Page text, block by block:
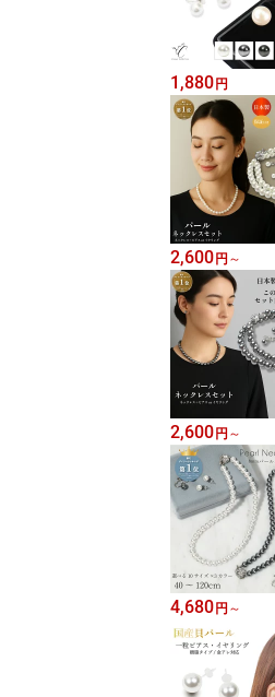
1,880 円
2,600 円 ～
2,600 円 ～
4,680 円 ～